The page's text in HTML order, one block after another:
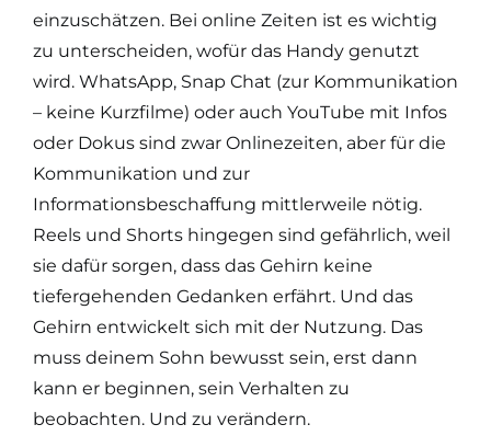
einzuschätzen. Bei online Zeiten ist es wichtig
zu unterscheiden, wofür das Handy genutzt
wird. WhatsApp, Snap Chat (zur Kommunikation
– keine Kurzfilme) oder auch YouTube mit Infos
oder Dokus sind zwar Onlinezeiten, aber für die
Kommunikation und zur
Informationsbeschaffung mittlerweile nötig.
Reels und Shorts hingegen sind gefährlich, weil
sie dafür sorgen, dass das Gehirn keine
tiefergehenden Gedanken erfährt. Und das
Gehirn entwickelt sich mit der Nutzung. Das
muss deinem Sohn bewusst sein, erst dann
kann er beginnen, sein Verhalten zu
beobachten. Und zu verändern.